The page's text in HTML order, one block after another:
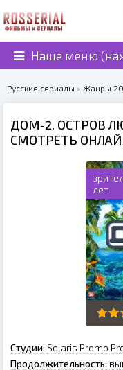
Наше меню
Русские сериалы » Жанры
ДОМ-2. ОСТРОВ
СМОТРЕТЬ
лет
Студии: Solaris Promo
Продолжительность: